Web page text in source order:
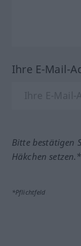
Ihre E-Mail-
Bitte bestätigen
Häkchen setzen.*
*Pflichtfeld